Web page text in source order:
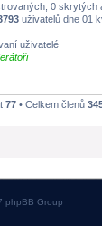
0 skrytých
uživatelů dne 01
uživatelé
77 • Celkem členů
phpBB Group